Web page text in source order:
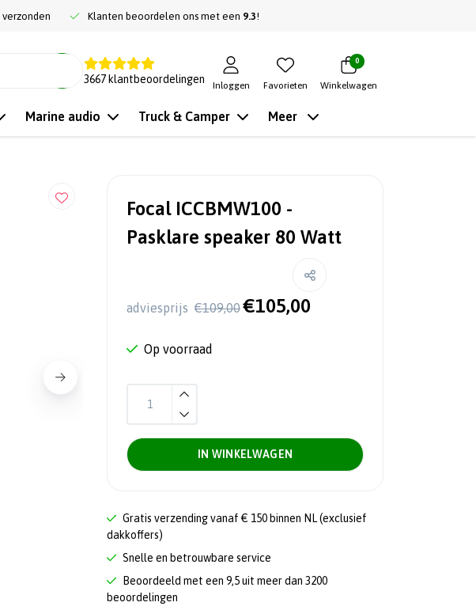
verzonden Klanten beoordelen ons met een 9.3!
3667 klantbeoordelingen
Inloggen Favorieten
0
Winkelwagen
Marine audio Truck & Camper Meer
Focal ICCBMW100 -
Pasklare speaker 80 Watt
adviesprijs €109,00 €105,00
Op voorraad
IN WINKELWAGEN
Gratis verzending vanaf € 150 binnen NL (exclusief
dakkoffers)
Snelle en betrouwbare service
Beoordeeld met een 9,5 uit meer dan 3200
beoordelingen